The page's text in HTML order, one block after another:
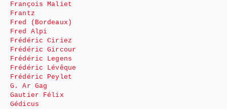
François Maliet
Frantz
Fred (Bordeaux)
Fred Alpi
Frédéric Ciriez
Frédéric Gircour
Frédéric Legens
Frédéric Lévêque
Frédéric Peylet
G. Ar Gag
Gautier Félix
Gédicus